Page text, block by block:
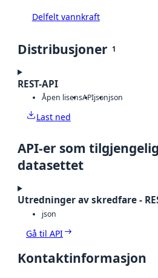
Delfelt vannkraft
Distribusjoner 1
REST-API
Åpen lisensAPIjsonjson
Last ned
API-er som
datasettet
Utredninger av skredfare -
json
Gå til API
Kontaktinformasjon